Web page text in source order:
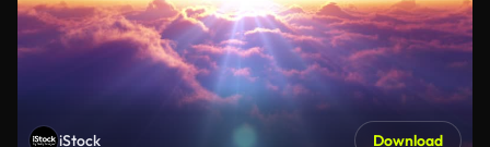
iStock Download